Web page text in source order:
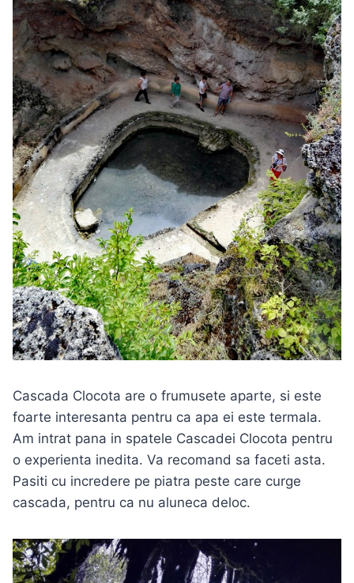
Cascada Clocota are o frumusete aparte, si este
foarte interesanta pentru ca apa ei este termala.
Am intrat pana in spatele Cascadei Clocota pentru
o experienta inedita. Va recomand sa faceti asta.
Pasiti cu incredere pe piatra peste care curge
cascada, pentru ca nu aluneca deloc.